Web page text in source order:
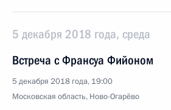
5 декабря 2018 года, среда
Встреча с Франсуа Фийоном
5 декабря 2018 года, 19:00
Московская область, Ново-Огарёво